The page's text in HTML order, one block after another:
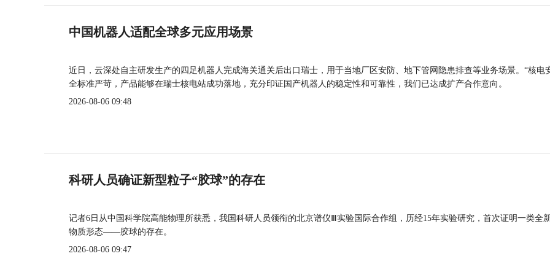
中国机器人适配全球多元应用场景
近日，云深处自主研发生产的四足机器人完成海关通关后出口瑞士，用于当地厂区安防、地下管网隐患排查等业务场景。“核电
全标准严苛，产品能够在瑞士核电站成功落地，充分印证国产机器人的稳定性和可靠性，我们已达成扩产合作意向。
2026-08-06 09:48
科研人员确证新型粒子“胶球”的存在
记者6日从中国科学院高能物理所获悉，我国科研人员领衔的北京谱仪Ⅲ实验国际合作组，历经15年实验研究，首次证明一类全
物质形态——胶球的存在。
2026-08-06 09:47